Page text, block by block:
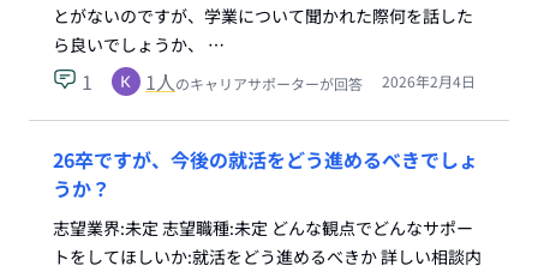
とがないのですが、学業について聞かれた際何を話した
ら良いでしょうか、 …
1 1人のキャリアサポーターが回答 2026年2月4日
26卒ですが、今後の就活をどう進めるべきでしょ
うか？
志望業界:未定 志望職種:未定 どんな観点でどんなサポー
トをしてほしいか:就活をどう進めるべきか 詳しい相談内